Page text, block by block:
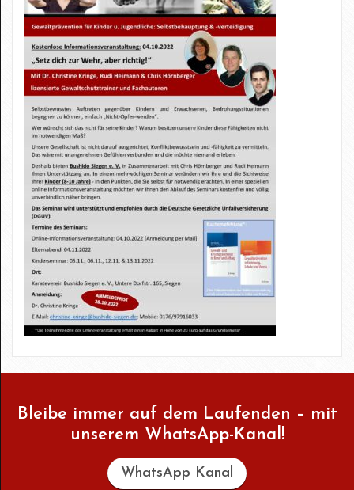
Bleibe immer auf dem Laufenden – mit
unserem WhatsApp-Kanal!
WhatsApp Kanal